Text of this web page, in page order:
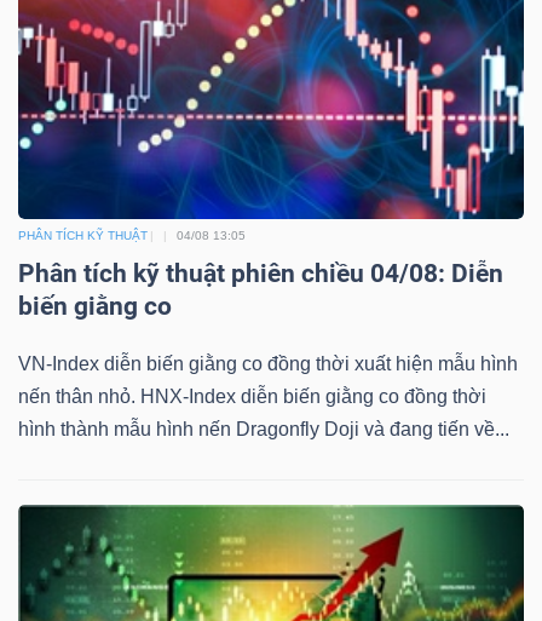
PHÂN TÍCH KỸ THUẬT 04/08 13:05
Phân tích kỹ thuật phiên chiều 04/08: Diễn
biến giằng co
VN-Index diễn biến giằng co đồng thời xuất hiện mẫu hình
nến thân nhỏ. HNX-Index diễn biến giằng co đồng thời
hình thành mẫu hình nến Dragonfly Doji và đang tiến về...
chính
liệu
chính